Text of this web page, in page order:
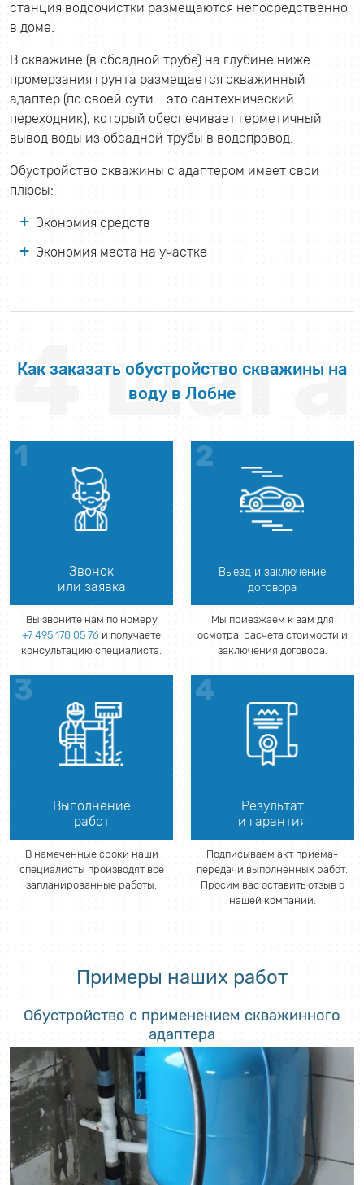
станция водоочистки размещаются непосредственно
в доме.
В скважине (в обсадной трубе) на глубине ниже
промерзания грунта размещается скважинный
адаптер (по своей сути - это сантехнический
переходник), который обеспечивает герметичный
вывод воды из обсадной трубы в водопровод.
Обустройство скважины с адаптером имеет свои
плюсы:
Экономия средств
Экономия места на участке
Как заказать обустройство скважины на
воду в Лобне
4 шага
Звонок
или заявка
Вы звоните нам по номеру
+7 495 178 05 76 и получаете
консультацию специалиста.
Выезд и заключение
договора
Мы приезжаем к вам для
осмотра, расчета стоимости и
заключения договора.
Выполнение
работ
В намеченные сроки наши
специалисты производят все
запланированные работы.
Результат
и гарантия
Подписываем акт приема-
передачи выполненных работ.
Просим вас оставить отзыв о
нашей компании.
Примеры наших работ
Обустройство с применением скважинного
адаптера